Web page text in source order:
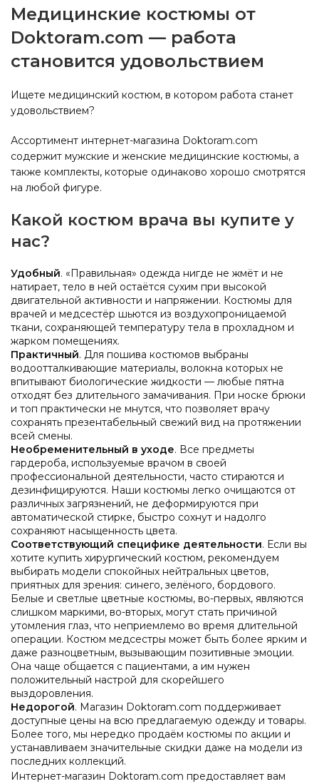
Медицинские костюмы от
Doktoram.com — работа
становится удовольствием
Ищете медицинский костюм, в котором работа станет
удовольствием?
Ассортимент интернет-магазина Doktoram.com
содержит мужские и женские медицинские костюмы, а
также комплекты, которые одинаково хорошо смотрятся
на любой фигуре.
Какой костюм врача вы купите у
нас?
Удобный. «Правильная» одежда нигде не жмёт и не
натирает, тело в ней остаётся сухим при высокой
двигательной активности и напряжении. Костюмы для
врачей и медсестёр шьются из воздухопроницаемой
ткани, сохраняющей температуру тела в прохладном и
жарком помещениях.
Практичный. Для пошива костюмов выбраны
водоотталкивающие материалы, волокна которых не
впитывают биологические жидкости — любые пятна
отходят без длительного замачивания. При носке брюки
и топ практически не мнутся, что позволяет врачу
сохранять презентабельный свежий вид на протяжении
всей смены.
Необременительный в уходе. Все предметы
гардероба, используемые врачом в своей
профессиональной деятельности, часто стираются и
дезинфицируются. Наши костюмы легко очищаются от
различных загрязнений, не деформируются при
автоматической стирке, быстро сохнут и надолго
сохраняют насыщенность цвета.
Соответствующий специфике деятельности. Если вы
хотите купить хирургический костюм, рекомендуем
выбирать модели спокойных нейтральных цветов,
приятных для зрения: синего, зелёного, бордового.
Белые и светлые цветные костюмы, во-первых, являются
слишком маркими, во-вторых, могут стать причиной
утомления глаз, что неприемлемо во время длительной
операции. Костюм медсестры может быть более ярким и
даже разноцветным, вызывающим позитивные эмоции.
Она чаще общается с пациентами, а им нужен
положительный настрой для скорейшего
выздоровления.
Недорогой. Магазин Doktoram.com поддерживает
доступные цены на всю предлагаемую одежду и товары.
Более того, мы нередко продаём костюмы по акции и
устанавливаем значительные скидки даже на модели из
последних коллекций.
Интернет-магазин Doktoram.com предоставляет вам